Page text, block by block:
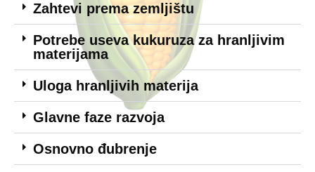
Zahtevi prema zemljištu
Potrebe useva kukuruza za hranljivim
materijama
Uloga hranljivih materija
Glavne faze razvoja
Osnovno đubrenje